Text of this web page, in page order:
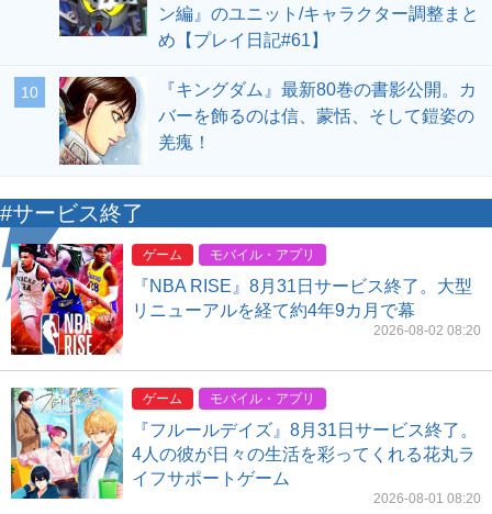
ン編』のユニット/キャラクター調整まと
め【プレイ日記#61】
10
『キングダム』最新80巻の書影公開。カ
バーを飾るのは信、蒙恬、そして鎧姿の
羌瘣！
#サービス終了
ゲーム モバイル・アプリ
『NBA RISE』8月31日サービス終了。大型
リニューアルを経て約4年9カ月で幕
2026-08-02 08:20
ゲーム モバイル・アプリ
『フルールデイズ』8月31日サービス終了。
4人の彼が日々の生活を彩ってくれる花丸ラ
イフサポートゲーム
2026-08-01 08:20